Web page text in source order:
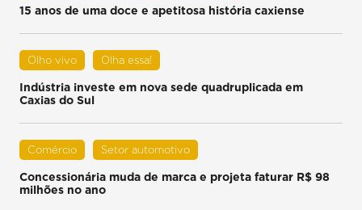
15 anos de uma doce e apetitosa história caxiense
Olho vivo Olha essa!
Indústria investe em nova sede quadruplicada em
Caxias do Sul
Comércio Setor automotivo
Concessionária muda de marca e projeta faturar R$ 98
milhões no ano